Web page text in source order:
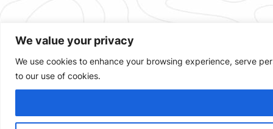
We value your privacy
We use cookies to enhance your browsing experience, serve
to our use of cookies.